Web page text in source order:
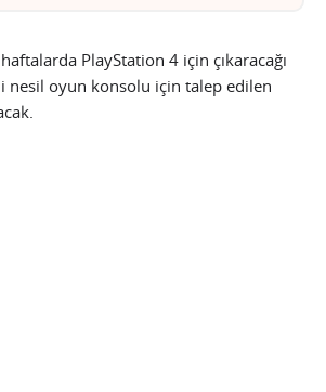
PlayStation 4 için çıkaracağı
nesil oyun konsolu için talep edilen